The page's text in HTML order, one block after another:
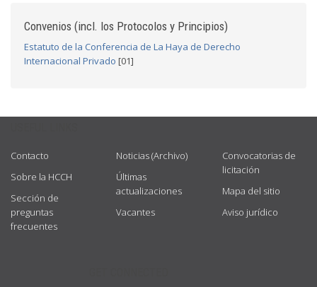
Convenios (incl. los Protocolos y Principios)
Estatuto de la Conferencia de La Haya de Derecho
Internacional Privado [01]
Contacto
Sobre la HCCH
Sección de
preguntas
frecuentes
Noticias (Archivo)
Últimas
actualizaciones
Vacantes
Convocatorias de
licitación
Mapa del sitio
Aviso jurídico